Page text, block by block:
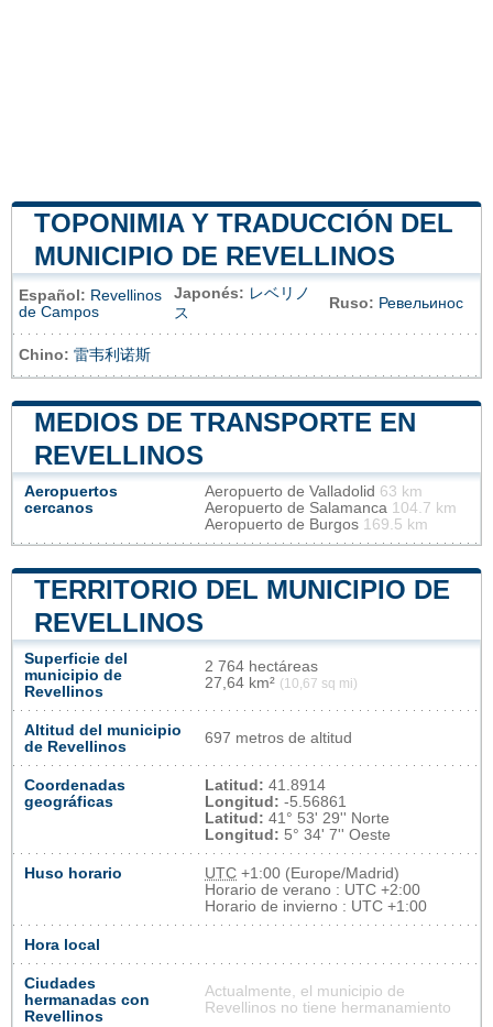
TOPONIMIA Y TRADUCCIÓN DEL
MUNICIPIO DE REVELLINOS
Español: Revellinos
de Campos
Japonés: レベリノ
ス
Ruso: Ревельинос
Chino: 雷韦利诺斯
MEDIOS DE TRANSPORTE EN
REVELLINOS
Aeropuertos
cercanos
Aeropuerto de Valladolid 63 km
Aeropuerto de Salamanca 104.7 km
Aeropuerto de Burgos 169.5 km
TERRITORIO DEL MUNICIPIO DE
REVELLINOS
Superficie del
municipio de
Revellinos
2 764 hectáreas
27,64 km² (10,67 sq mi)
Altitud del municipio
de Revellinos
697 metros de altitud
Coordenadas
geográficas
Latitud: 41.8914
Longitud: -5.56861
Latitud: 41° 53' 29'' Norte
Longitud: 5° 34' 7'' Oeste
Huso horario UTC +1:00 (Europe/Madrid)
Horario de verano : UTC +2:00
Horario de invierno : UTC +1:00
Hora local
Ciudades
hermanadas con
Revellinos
Actualmente, el municipio de
Revellinos no tiene hermanamiento